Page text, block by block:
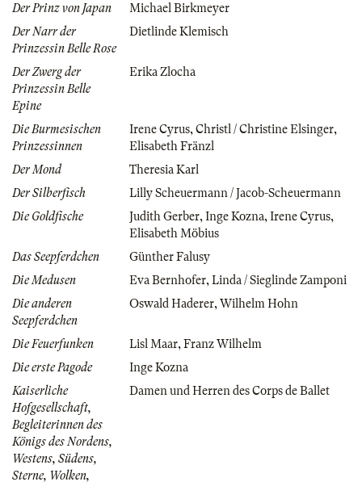
Der Prinz von Japan
Michael Birkmeyer
Der Narr der
Prinzessin Belle Rose
Dietlinde Klemisch
Der Zwerg der
Prinzessin Belle
Epine
Erika Zlocha
Die Burmesischen
Prinzessinnen
Irene Cyrus,Christl / Christine Elsinger,
Elisabeth Fränzl
Der Mond
Theresia Karl
Der Silberfisch
Lilly Scheuermann / Jacob-Scheuermann
Die Goldfische
Judith Gerber,Inge Kozna,Irene Cyrus,
Elisabeth Möbius
Das Seepferdchen
Günther Falusy
Die Medusen
Eva Bernhofer,Linda / Sieglinde Zamponi
Die anderen
Seepferdchen
Oswald Haderer,Wilhelm Hohn
Die Feuerfunken Lisl Maar,Franz Wilhelm
Die erste Pagode
Inge Kozna
Kaiserliche
Hofgesellschaft,
Begleiterinnen des
Königs des Nordens,
Westens, Südens,
Sterne, Wolken,
Damen und Herren des Corps de Ballet